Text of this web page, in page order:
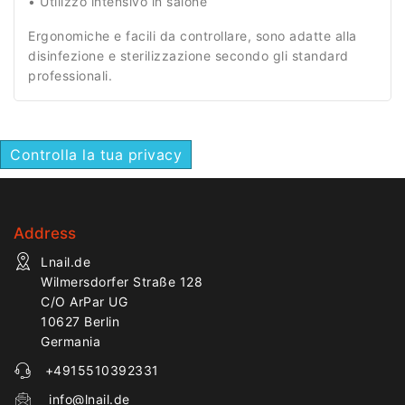
Ergonomiche e facili da controllare, sono adatte alla
disinfezione e sterilizzazione secondo gli standard
professionali.
Controlla la tua privacy
Address
Lnail.de
Wilmersdorfer Straße 128
C/O ArPar UG
10627 Berlin
Germania
+4915510392331
info@lnail.de